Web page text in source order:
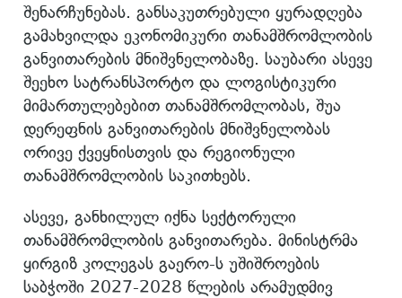
შენარჩუნებას. განსაკუთრებული ყურადღება
გამახვილდა ეკონომიკური თანამშრომლობის
განვითარების მნიშვნელობაზე. საუბარი ასევე
შეეხო სატრანსპორტო და ლოგისტიკური
მიმართულებებით თანამშრომლობას, შუა
დერეფნის განვითარების მნიშვნელობას
ორივე ქვეყნისთვის და რეგიონული
თანამშრომლობის საკითხებს.
ასევე, განხილულ იქნა სექტორული
თანამშრომლობის განვითარება. მინისტრმა
ყირგიზ კოლეგას გაერო-ს უშიშროების
საბჭოში 2027-2028 წლების არამუდმივ